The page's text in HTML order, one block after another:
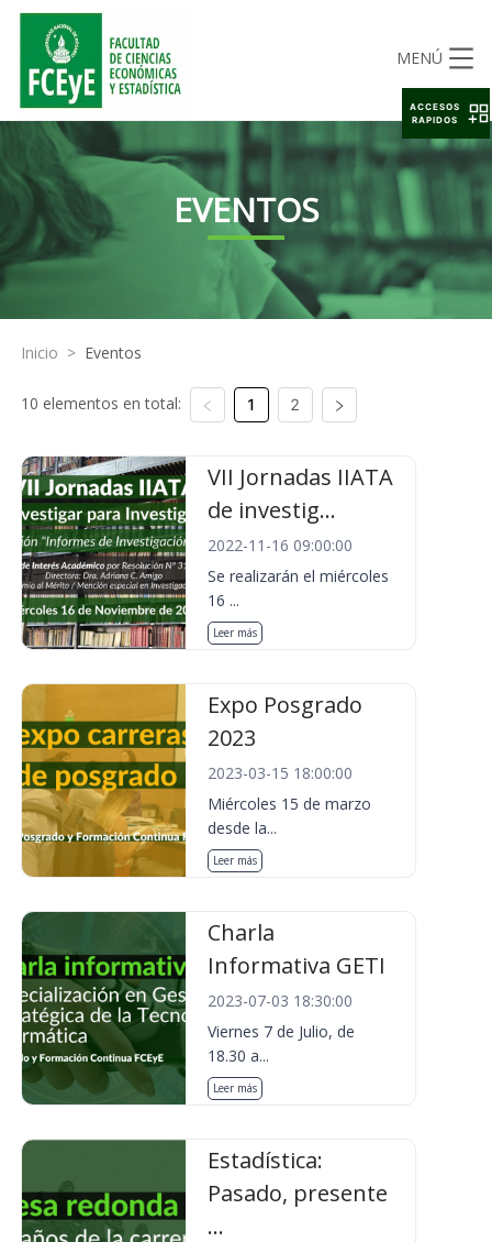
MENÚ
EVENTOS
Inicio > Eventos
10 elementos en total: 1 2
VII Jornadas IIATA
de investig...
2022-11-16 09:00:00
Se realizarán el miércoles
16 ...
Leer más
Expo Posgrado
2023
2023-03-15 18:00:00
Miércoles 15 de marzo
desde la...
Leer más
Charla
Informativa GETI
2023-07-03 18:30:00
Viernes 7 de Julio, de
18.30 a...
Leer más
Estadística:
Pasado, presente
...
ACCESOS
RAPIDOS